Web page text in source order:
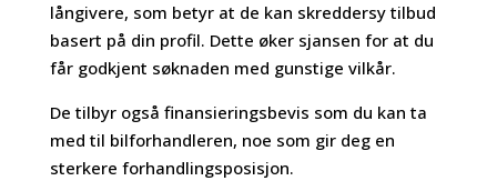
långivere, som betyr at de kan skreddersy tilbud
basert på din profil. Dette øker sjansen for at du
får godkjent søknaden med gunstige vilkår.
De tilbyr også finansieringsbevis som du kan ta
med til bilforhandleren, noe som gir deg en
sterkere forhandlingsposisjon.